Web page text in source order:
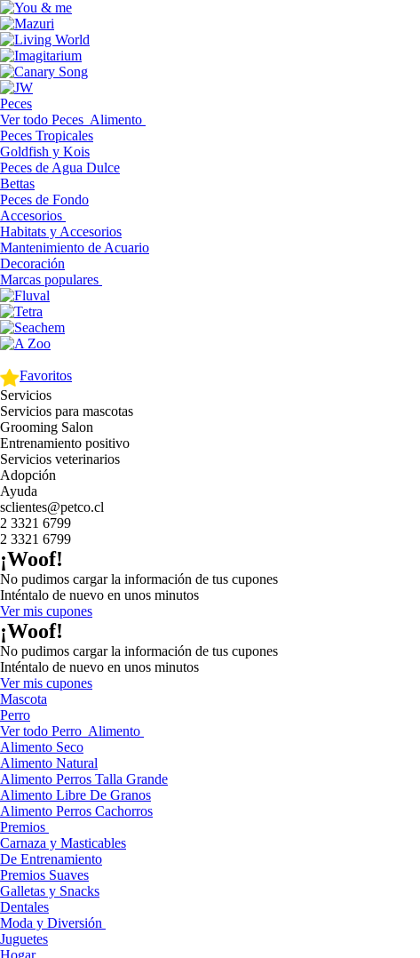
Peces
Ver todo Peces Alimento
Peces Tropicales
Goldfish y Kois
Peces de Agua Dulce
Bettas
Peces de Fondo
Accesorios
Habitats y Accesorios
Mantenimiento de Acuario
Decoración
Marcas populares
Favoritos
Servicios
Servicios para mascotas
Grooming Salon
Entrenamiento positivo
Servicios veterinarios
Adopción
Ayuda
sclientes@petco.cl
2 3321 6799
2 3321 6799
¡Woof!
No pudimos cargar la información de tus cupones
Inténtalo de nuevo en unos minutos
Ver mis cupones
¡Woof!
No pudimos cargar la información de tus cupones
Inténtalo de nuevo en unos minutos
Ver mis cupones
Mascota
Perro
Ver todo Perro Alimento
Alimento Seco
Alimento Natural
Alimento Perros Talla Grande
Alimento Libre De Granos
Alimento Perros Cachorros
Premios
Carnaza y Masticables
De Entrenamiento
Premios Suaves
Galletas y Snacks
Dentales
Moda y Diversión
Juguetes
Hogar